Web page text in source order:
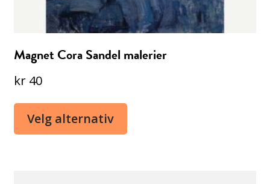
Magnet Cora Sandel malerier
kr 40
Velg alternativ